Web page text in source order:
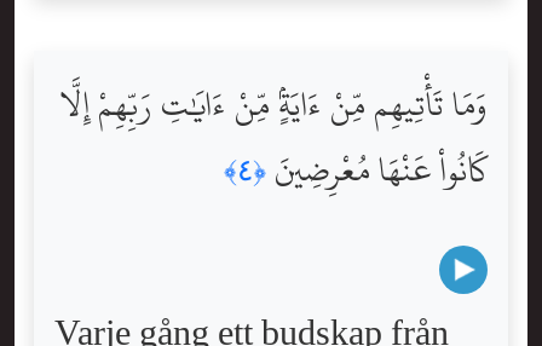
وَمَا تَأْتِيهِم مِّنْ ءَايَةٍۢ مِّنْ ءَايَٰتِ رَبِّهِمْ إِلَّا
كَانُواْ عَنْهَا مُعْرِضِينَ ﴿٤﴾